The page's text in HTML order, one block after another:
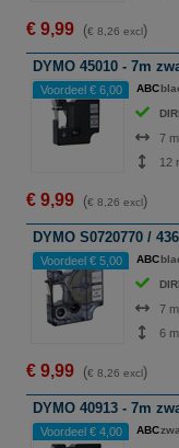
€ 9,99 (€ 8,26 excl)
DYMO 45010 - 7m
Voordeel € 6,00 ABC
7 m
12
€ 9,99 (€ 8,26 excl)
DYMO S0720770 /
Voordeel € 5,00 ABC
7 m
6
€ 9,99 (€ 8,26 excl)
DYMO 40913 - 7m
Voordeel € 4,00 ABC